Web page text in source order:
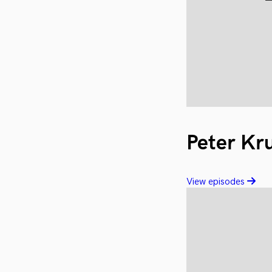
Peter
View episodes